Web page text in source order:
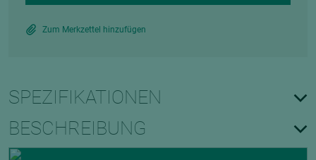
Zum Merkzettel hinzufügen
SPEZIFIKATIONEN
BESCHREIBUNG